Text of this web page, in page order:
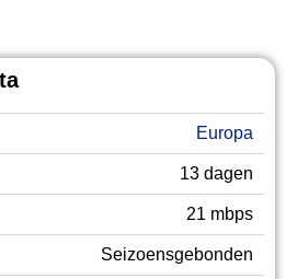
Europa
13 dagen
21 mbps
Seizoensgebonden